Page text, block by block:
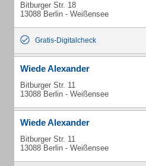
Bitburger Str. 18
13088 Berlin - Weißensee
Gratis-Digitalcheck
Wiede Alexander
Bitburger Str. 11
13088 Berlin - Weißensee
Wiede Alexander
Bitburger Str. 11
13088 Berlin - Weißensee